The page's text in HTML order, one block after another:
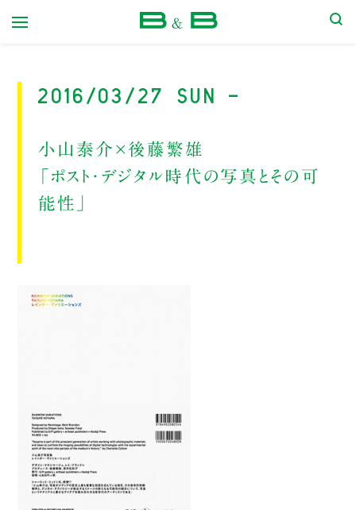
2016/03/27 Sun -
小山泰介×後藤繁雄
「ポスト・デジタル時代の写真とその可
能性」